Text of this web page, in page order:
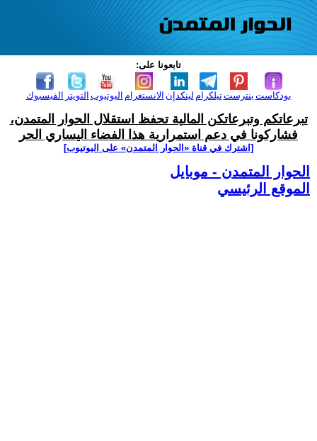
تابعونا على:
الفيسبوك التويتر اليوتيوب الانستغرام لينكدإن تيلكرامبنترست بودكاست
تبرعاتكم وتبرعاتكن المالية تحفظ استقلال الحوار المتمدن،
فشاركونا في دعم استمرارية هذا الفضاء اليساري الحر
[اشترك في قناة ‫«الحوار المتمدن» على اليوتيوب]
الحوار المتمدن - موبايل
الموقع الرئيسي